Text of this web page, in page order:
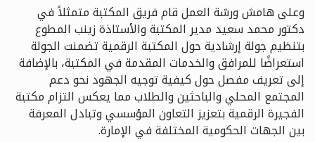
وعلى هامش ورشة العمل قام فريق المكتبة متمثلاً في
دكتور محمد سعيد مدير المكتبة والأستاذة زينب المطوع
بتنظيم جولة إرشادية حول المكتبة الرقمية تضمنت الجولة
استعراضًا للمرافق والخدمات المقدمة في المكتبة، بالإضافة
إلى تعريف مفصل حول كيفية توجيه الجهود نحو دعم
المجتمع المحلي والباحثين والطلاب مما يعكس التزام مكتبة
الفجيرة الرقمية بتعزيز التعاون المؤسسي وتبادل المعرفة
بين الجهات الحكومية المختلفة في الإمارة.